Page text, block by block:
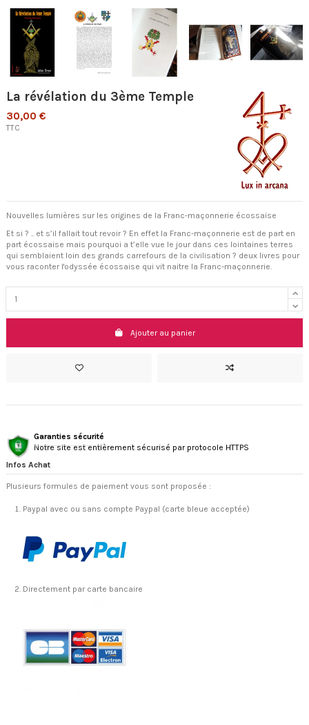
La révélation du 3ème Temple
30,00 €
TTC
Nouvelles lumières sur les origines de la Franc-maçonnerie écossaise
Et si ? .. et s’il fallait tout revoir ? En effet la Franc-maçonnerie est de part en
part écossaise mais pourquoi a t’elle vue le jour dans ces lointaines terres
qui semblaient loin des grands carrefours de la civilisation ? deux livres pour
vous raconter l'odyssée écossaise qui vit naitre la Franc-maçonnerie.
Ajouter au panier
Garanties sécurité
Notre site est entièrement sécurisé par protocole HTTPS
Infos Achat
Plusieurs formules de paiement vous sont proposée :
Paypal avec ou sans compte Paypal (carte bleue acceptée)
Directement par carte bancaire